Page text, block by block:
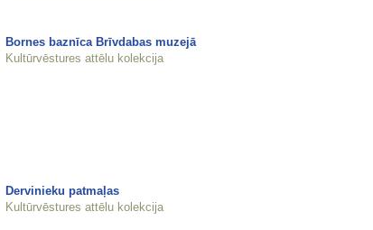
Bornes baznīca Brīvdabas muzejā
Kultūrvēstures attēlu kolekcija
Dervinieku patmaļas
Kultūrvēstures attēlu kolekcija